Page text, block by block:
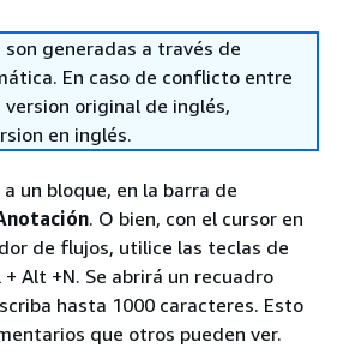
generadas a través de
En caso de conflicto entre
original de inglés,
en inglés.
un bloque, en la barra de
. O bien, con el cursor en
de flujos, utilice las teclas de
Alt +N. Se abrirá un recuadro
hasta 1000 caracteres. Esto
que otros pueden ver.